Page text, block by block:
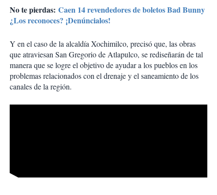
No te pierdas: Caen 14 revendedores de boletos Bad Bunny
¿Los reconoces? ¡Denúncialos!
Y en el caso de la alcaldía Xochimilco, precisó que, las obras
que atraviesan San Gregorio de Atlapulco, se rediseñarán de tal
manera que se logre el objetivo de ayudar a los pueblos en los
problemas relacionados con el drenaje y el saneamiento de los
canales de la región.